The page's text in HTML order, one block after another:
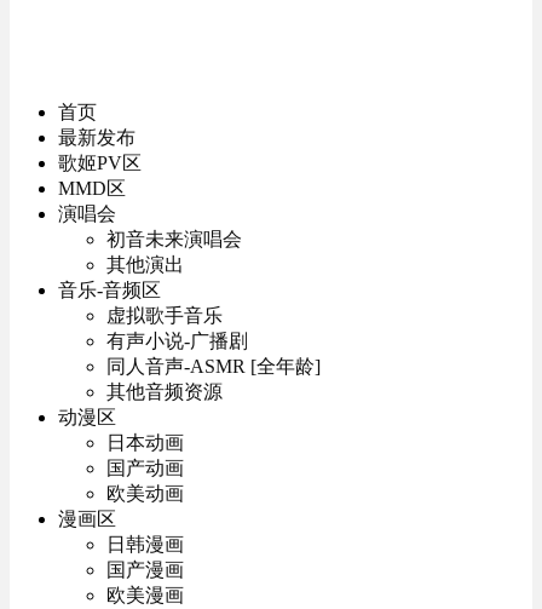
首页
最新发布
歌姬PV区
MMD区
演唱会
初音未来演唱会
其他演出
音乐-音频区
虚拟歌手音乐
有声小说-广播剧
同人音声-ASMR [全年龄]
其他音频资源
动漫区
日本动画
国产动画
欧美动画
漫画区
日韩漫画
国产漫画
欧美漫画